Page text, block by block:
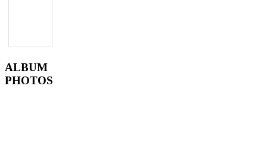
ALBUM
PHOTOS